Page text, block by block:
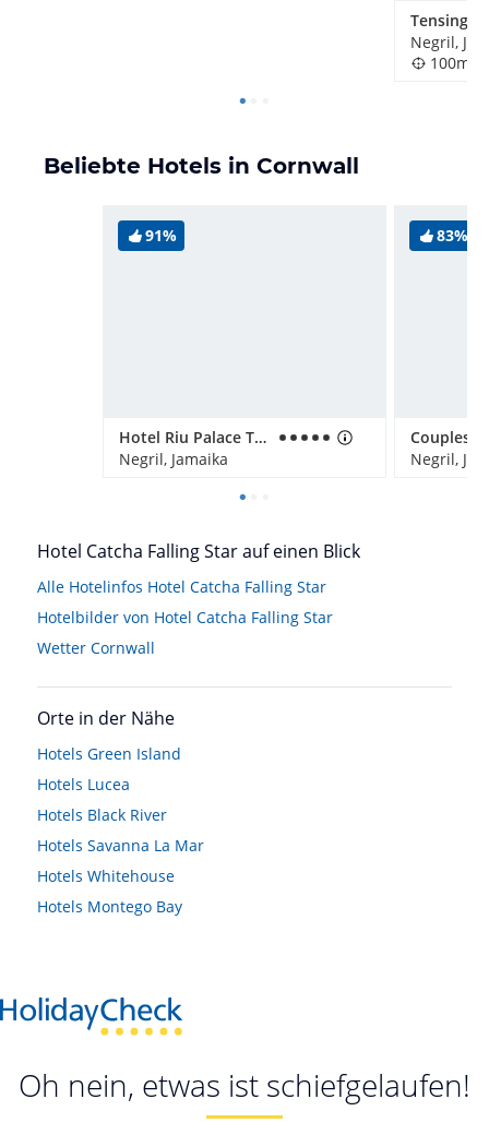
Tensing
Negril,
100m
Beliebte Hotels in Cornwall
91%
Hotel Riu Palace Tropical Bay
Negril, Jamaika
83%
Negril,
Hotel Catcha Falling Star auf einen Blick
Alle Hotelinfos Hotel Catcha Falling Star
Hotelbilder von Hotel Catcha Falling Star
Wetter Cornwall
Orte in der Nähe
Hotels Green Island
Hotels Lucea
Hotels Black River
Hotels Savanna La Mar
Hotels Whitehouse
Hotels Montego Bay
Oh nein, etwas ist schiefgelaufen!